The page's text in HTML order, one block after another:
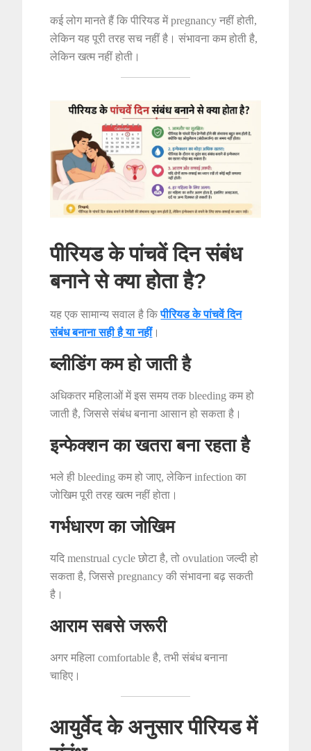
कई लोग मानते हैं कि पीरियड में pregnancy नहीं होती,
लेकिन यह पूरी तरह सच नहीं है। संभावना कम होती है,
लेकिन खत्म नहीं होती।
पीरियड के पांचवें दिन संबंध
बनाने से क्या होता है?
यह एक सामान्य सवाल है किपीरियड के पांचवें दिन
संबंध बनाना सही है या नहीं।
ब्लीडिंग कम हो जाती है
अधिकतर महिलाओं में इस समय तक bleeding कम हो
जाती है, जिससे संबंध बनाना आसान हो सकता है।
इन्फेक्शन का खतरा बना रहता है
भले ही bleeding कम हो जाए, लेकिन infection का
जोखिम पूरी तरह खत्म नहीं होता।
गर्भधारण का जोखिम
यदि menstrual cycle छोटा है, तो ovulation जल्दी हो
सकता है, जिससे pregnancy की संभावना बढ़ सकती
है।
आराम सबसे जरूरी
अगर महिला comfortable है, तभी संबंध बनाना
चाहिए।
आयुर्वेद के अनुसार पीरियड में